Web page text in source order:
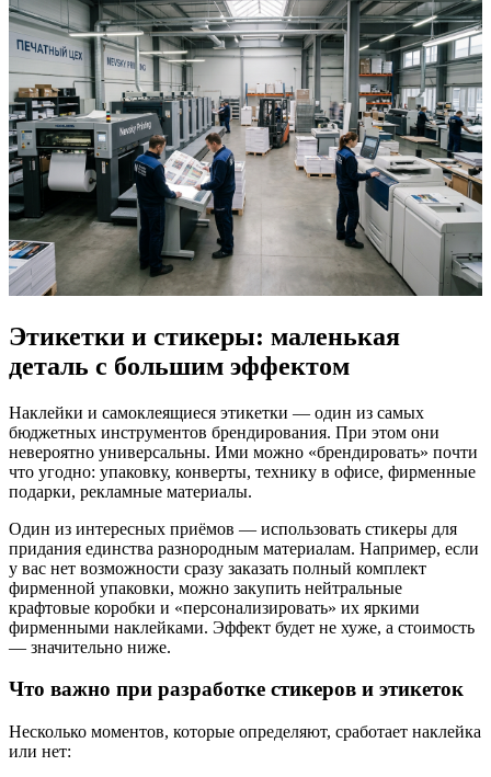
Этикетки и стикеры: маленькая
деталь с большим эффектом
Наклейки и самоклеящиеся этикетки — один из самых
бюджетных инструментов брендирования. При этом они
невероятно универсальны. Ими можно «брендировать» почти
что угодно: упаковку, конверты, технику в офисе, фирменные
подарки, рекламные материалы.
Один из интересных приёмов — использовать стикеры для
придания единства разнородным материалам. Например, если
у вас нет возможности сразу заказать полный комплект
фирменной упаковки, можно закупить нейтральные
крафтовые коробки и «персонализировать» их яркими
фирменными наклейками. Эффект будет не хуже, а стоимость
— значительно ниже.
Что важно при разработке стикеров и этикеток
Несколько моментов, которые определяют, сработает наклейка
или нет: